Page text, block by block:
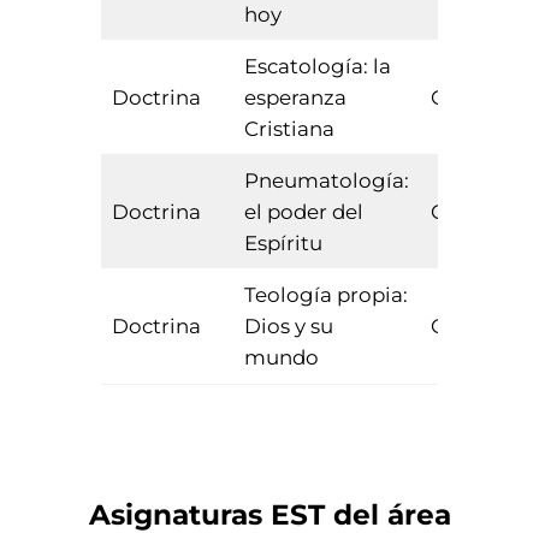
hoy
Doctrina
Escatología: la
esperanza
Cristiana
Doctrina
Pneumatología:
el poder del
Espíritu
Doctrina
Teología propia:
Dios y su
mundo
Asignaturas ESTdel área